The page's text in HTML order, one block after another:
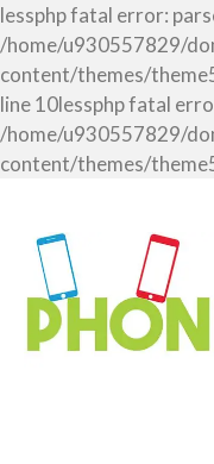
lessphp fatal error:
/home/u930557829/
content/themes/
line 10lessphp fatal
/home/u930557829/
content/themes/